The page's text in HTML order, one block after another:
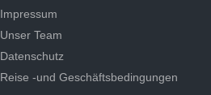
Impressum
Unser Team
Datenschutz
Reise -und Geschäftsbedingungen